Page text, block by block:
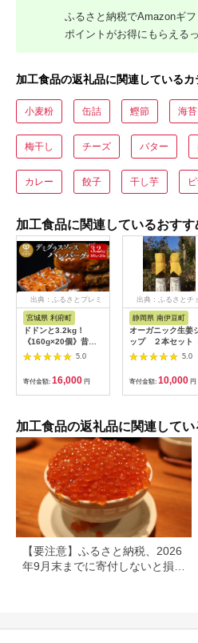
ふるさと納税でAmazonギ
ポイントがお得にもらえる
加工食品の返礼品に関連しているカ
小麦粉 缶詰 鰹節 海苔
梅干し チーズ バター
カレー 餃子 干し芋
加工食品に関連しているおす
出典：ふるさとプレミ
宮城県 利府町
ドドンと3.2kg！
《160g×20個》昔懐
かしいデミグラスソー
スハンバーグ 肉 洋食
簡単 大容量 湯煎 湯せ
ん 個包装 [大容量 ハ
ンバーグ 肉 おかず 惣
洋食 湯煎 個別包装 小
分 お弁当 便利 お試
し]|06_thm-040601
5.0
寄付金額: 16,000 円
出典：ふるさとチ
静岡県 南伊豆町
オーガニック生姜
ップ ２本セット
レーン） 【 生姜
康 ジンジャーシロ
プ ジンジャー しょ
が 生姜シロップ
<H-1>
5.0
寄付金額: 10,000 円
加工食品の返礼品に関連して
【要注意】ふるさと納税、2026
年9月末までに寄付しないと損す